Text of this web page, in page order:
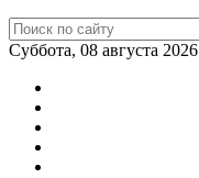
Суббота, 08 августа 2026